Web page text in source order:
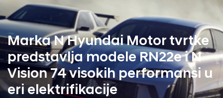
Marka N Hyundai Motor tvrtke
predstavlja modele RN22e i N
Vision 74 visokih performansi u
eri elektrifikacije